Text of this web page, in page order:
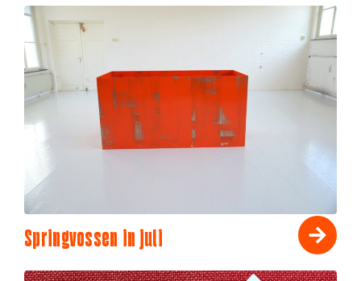
Springvossen in juli